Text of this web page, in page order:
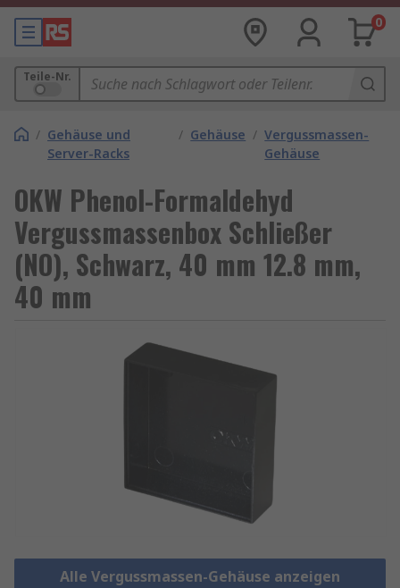
0
Teile-Nr.
/ Gehäuse und
Server-Racks
/ Gehäuse / Vergussmassen-
Gehäuse
OKW Phenol-Formaldehyd
Vergussmassenbox Schließer
(NO), Schwarz, 40 mm 12.8 mm,
40 mm
Alle Vergussmassen-Gehäuse anzeigen